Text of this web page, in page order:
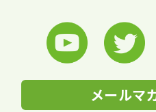
メールマ